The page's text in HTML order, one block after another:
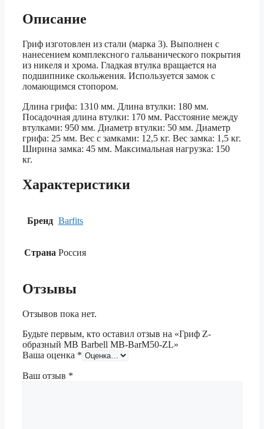
Описание
Гриф изготовлен из стали (марка 3). Выполнен с
нанесением комплексного гальванического покрытия
из никеля и хрома. Гладкая втулка вращается на
подшипнике скольжения. Используется замок с
ломающимся стопором.
Длина грифа: 1310 мм. Длина втулки: 180 мм.
Посадочная длина втулки: 170 мм. Расстояние между
втулками: 950 мм. Диаметр втулки: 50 мм. Диаметр
грифа: 25 мм. Вес c замками: 12,5 кг. Вес замка: 1,5 кг.
Ширина замка: 45 мм. Максимальная нагрузка: 150
кг.
Характеристики
Бренд Barfits
Страна Россия
Отзывы
Отзывов пока нет.
Будьте первым, кто оставил отзыв на «Гриф Z-
образный MB Barbell MB-BarM50-ZL»
Ваша оценка *
Ваш отзыв *